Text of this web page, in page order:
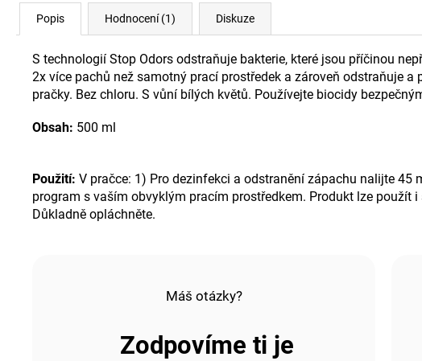
Popis Hodnocení (1) Diskuze
S technologií Stop Odors odstraňuje bakterie, které jsou příčinou
2x více pachů než samotný prací prostředek a zároveň odstraňuje
pračky. Bez chloru. S vůní bílých květů. Používejte biocidy
Obsah: 500 ml
Použití: V pračce: 1) Pro dezinfekci a odstranění zápachu nalijte
program s vaším obvyklým pracím prostředkem. Produkt lze
Důkladně opláchněte.
Máš otázky?
Zodpovíme ti je